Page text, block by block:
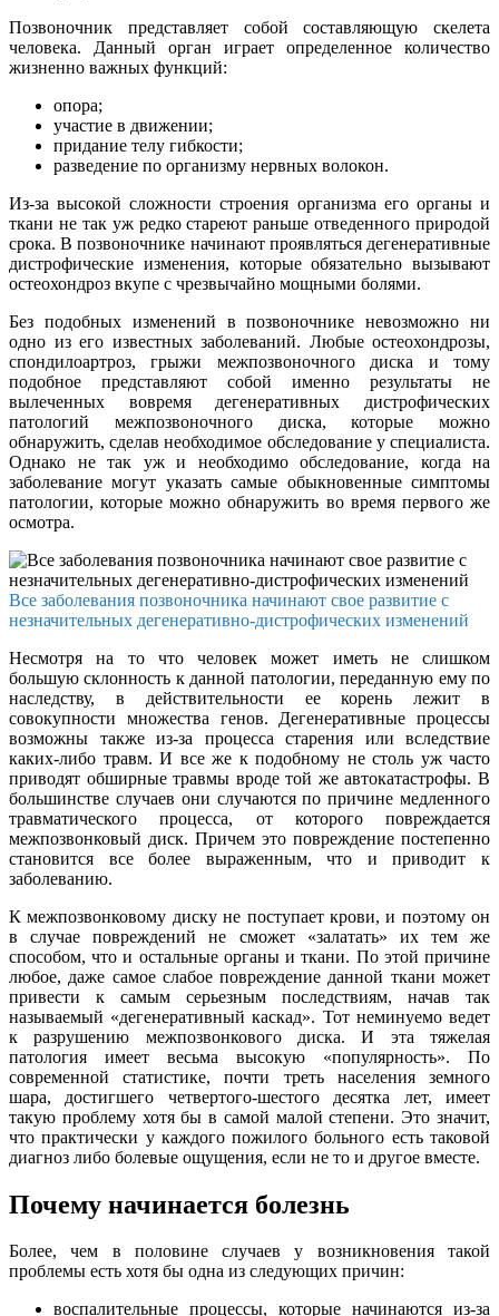
Позвоночник представляет собой составляющую скелета
человека. Данный орган играет определенное количество
жизненно важных функций:
опора;
участие в движении;
придание телу гибкости;
разведение по организму нервных волокон.
Из-за высокой сложности строения организма его органы и
ткани не так уж редко стареют раньше отведенного природой
срока. В позвоночнике начинают проявляться дегенеративные
дистрофические изменения, которые обязательно вызывают
остеохондроз вкупе с чрезвычайно мощными болями.
Без подобных изменений в позвоночнике невозможно ни
одно из его известных заболеваний. Любые остеохондрозы,
спондилоартроз, грыжи межпозвоночного диска и тому
подобное представляют собой именно результаты не
вылеченных вовремя дегенеративных дистрофических
патологий межпозвоночного диска, которые можно
обнаружить, сделав необходимое обследование у специалиста.
Однако не так уж и необходимо обследование, когда на
заболевание могут указать самые обыкновенные симптомы
патологии, которые можно обнаружить во время первого же
осмотра.
Все заболевания позвоночника начинают свое развитие с
незначительных дегенеративно-дистрофических изменений
Несмотря на то что человек может иметь не слишком
большую склонность к данной патологии, переданную ему по
наследству, в действительности ее корень лежит в
совокупности множества генов. Дегенеративные процессы
возможны также из-за процесса старения или вследствие
каких-либо травм. И все же к подобному не столь уж часто
приводят обширные травмы вроде той же автокатастрофы. В
большинстве случаев они случаются по причине медленного
травматического процесса, от которого повреждается
межпозвонковый диск. Причем это повреждение постепенно
становится все более выраженным, что и приводит к
заболеванию.
К межпозвонковому диску не поступает крови, и поэтому он
в случае повреждений не сможет «залатать» их тем же
способом, что и остальные органы и ткани. По этой причине
любое, даже самое слабое повреждение данной ткани может
привести к самым серьезным последствиям, начав так
называемый «дегенеративный каскад». Тот неминуемо ведет
к разрушению межпозвонкового диска. И эта тяжелая
патология имеет весьма высокую «популярность». По
современной статистике, почти треть населения земного
шара, достигшего четвертого-шестого десятка лет, имеет
такую проблему хотя бы в самой малой степени. Это значит,
что практически у каждого пожилого больного есть таковой
диагноз либо болевые ощущения, если не то и другое вместе.
Почему начинается болезнь
Более, чем в половине случаев у возникновения такой
проблемы есть хотя бы одна из следующих причин:
воспалительные процессы, которые начинаются из-за